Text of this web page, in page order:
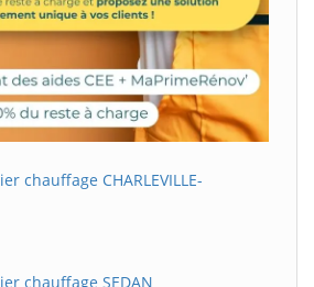
chauffage CHARLEVILLE-
chauffage SEDAN